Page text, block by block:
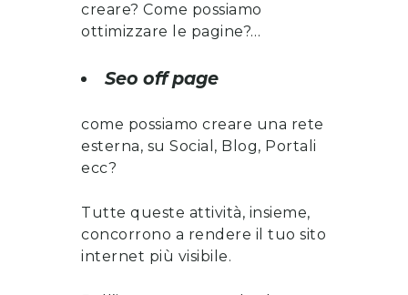
creare? Come possiamo
ottimizzare le pagine?…
Seo off page
come possiamo creare una rete
esterna, su Social, Blog, Portali
ecc?
Tutte queste attività, insieme,
concorrono a rendere il tuo sito
internet più visibile.